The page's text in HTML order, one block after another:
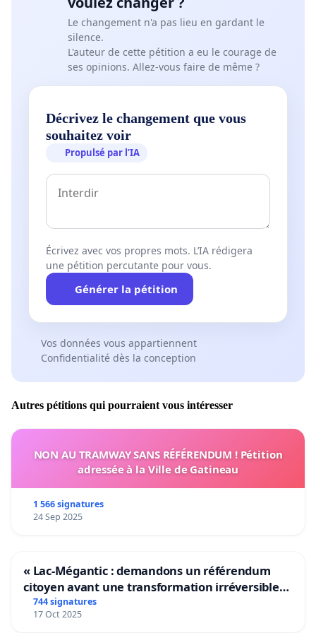
des conseils de quartier dans le suivi des
engagements, de permettre l’élection aux
parlements d’une nouvelle génération issue de la
France Plurielle.
Pour soutenir notre initiative, diffusez et faite signer
ce manifeste autour de vous.
Le changement n'a pas lieu en gardant le
silence.
L'auteur de cette pétition a eu le courage de
ses opinions. Allez-vous faire de même ?
Décrivez le changement que vous
souhaitez voir
Propulsé par l’IA
Écrivez avec vos propres mots. L’IA rédigera
une pétition percutante pour vous.
Générer la pétition
Vos données vous appartiennent
Confidentialité dès la conception
Autres pétitions qui pourraient vous intéresser
NON AU TRAMWAY SANS RÉFÉRENDUM ! Pétition
adressée à la Ville de Gatineau
1 566 signatures
24 Sep 2025
« Lac-Mégantic : demandons un référendum
citoyen avant une transformation irréversible
de notre territoire »
744 signatures
17 Oct 2025